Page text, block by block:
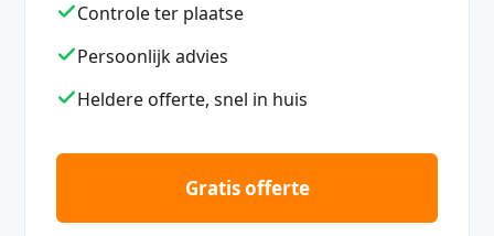
Controle ter plaatse
Persoonlijk advies
Heldere offerte, snel in huis
Gratis offerte